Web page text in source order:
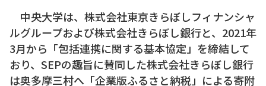
中央大学は、株式会社東京きらぼしフィナンシャ
ルグループおよび株式会社きらぼし銀行と、2021年
3月から「包括連携に関する基本協定」を締結して
おり、SEPの趣旨に賛同した株式会社きらぼし銀行
は奥多摩三村へ「企業版ふるさと納税」による寄附